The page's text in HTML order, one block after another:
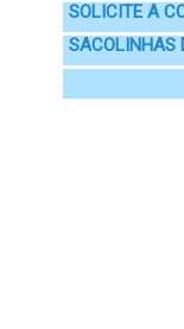
SOLICITE A
SACOLINHAS